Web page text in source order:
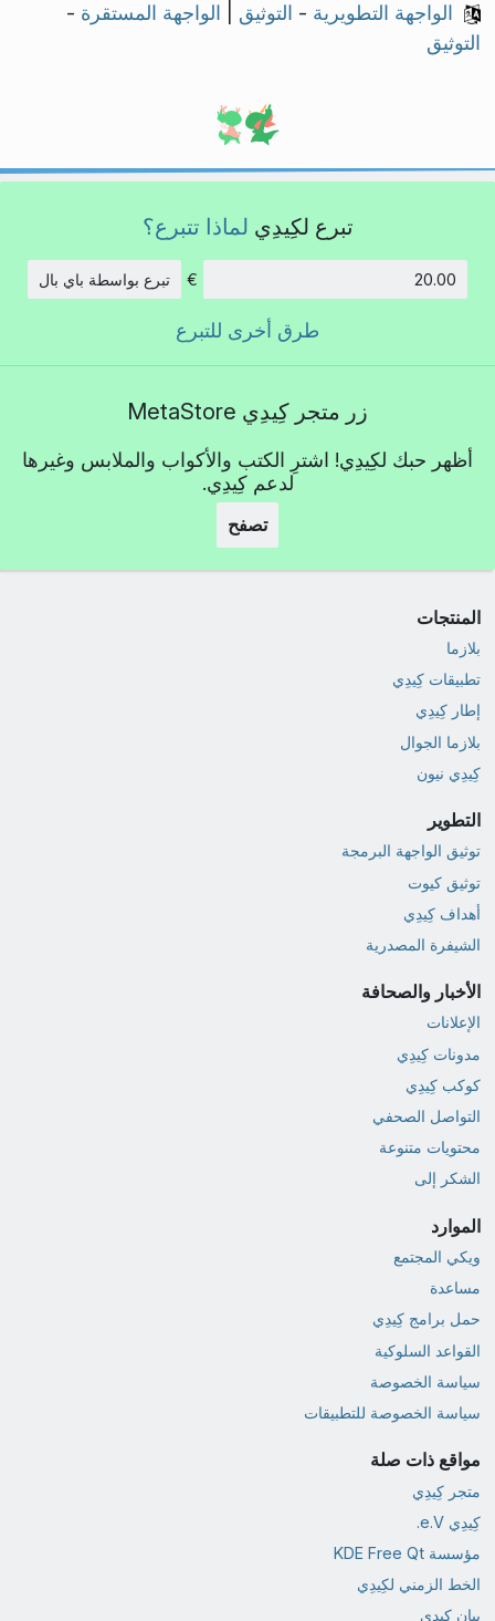
الواجهة التطويرية - التوثيق الواجهة المستقرة -
التوثيق
تبرع لكِيدِي لماذا تتبرع؟
€ تبرع بواسطة باي بال
طرق أخرى للتبرع
زر متجر كِيدِي MetaStore
أظهر حبك لكِيدِي! اشترِ الكتب والأكواب والملابس وغيرها
لدعم كِيدِي.
تصفح
المنتجات
بلازما
تطبيقات كِيدِي
إطار كِيدِي
بلازما الجوال
كِيدِي نيون
التطوير
توثيق الواجهة البرمجة
توثيق كيوت
أهداف كِيدِي
الشيفرة المصدرية
الأخبار والصحافة
الإعلانات
مدونات كِيدِي
كوكب كِيدِي
التواصل الصحفي
محتويات متنوعة
الشكر إلى
الموارد
ويكي المجتمع
مساعدة
حمل برامج كِيدِي
القواعد السلوكية
سياسة الخصوصة
سياسة الخصوصة للتطبيقات
مواقع ذات صلة
متجر كِيدِي
كِيدِي e.V.
مؤسسة KDE Free Qt
الخط الزمني لكِيدِي
بيان كِيدِي